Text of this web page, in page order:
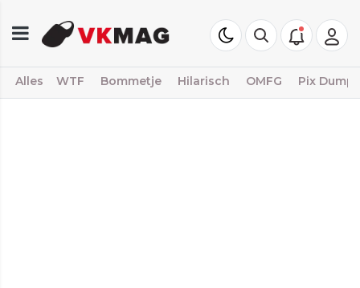
Alles WTF Bommetje Hilarisch OMFG Pix Dump